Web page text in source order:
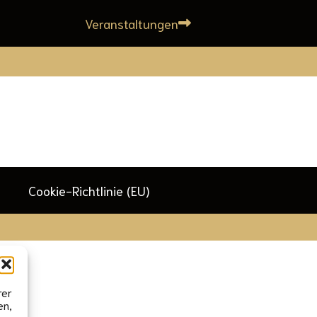
Veranstaltungen
Cookie-Richtlinie (EU)